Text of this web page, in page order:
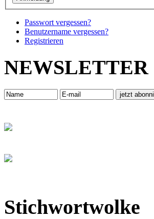
Passwort vergessen?
Benutzername vergessen?
Registrieren
NEWSLETTER
Stichwortwolke